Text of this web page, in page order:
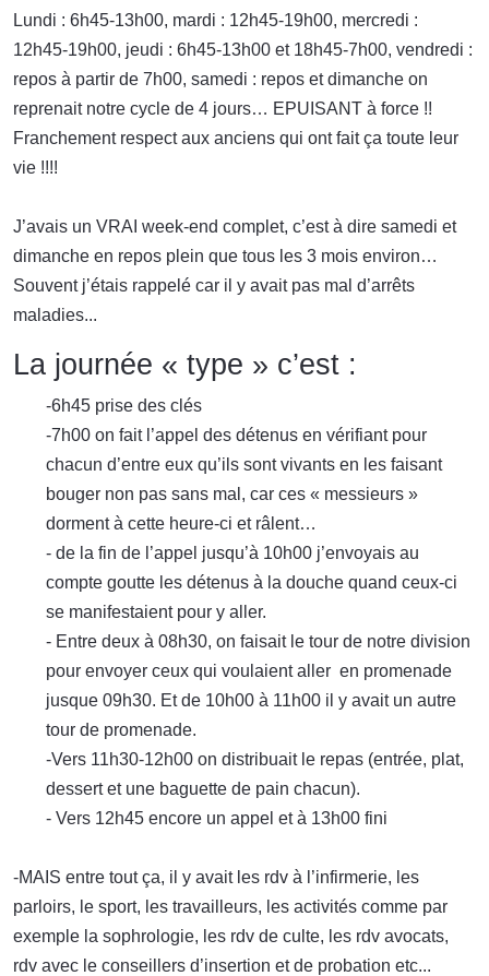
Lundi : 6h45-13h00, mardi : 12h45-19h00, mercredi :
12h45-19h00, jeudi : 6h45-13h00 et 18h45-7h00, vendredi :
repos à partir de 7h00, samedi : repos et dimanche on
reprenait notre cycle de 4 jours… EPUISANT à force !!
Franchement respect aux anciens qui ont fait ça toute leur
vie !!!!
J’avais un VRAI week-end complet, c’est à dire samedi et
dimanche en repos plein que tous les 3 mois environ…
Souvent j’étais rappelé car il y avait pas mal d’arrêts
maladies...
La journée « type » c’est :
-6h45 prise des clés
-7h00 on fait l’appel des détenus en vérifiant pour
chacun d’entre eux qu’ils sont vivants en les faisant
bouger non pas sans mal, car ces « messieurs »
dorment à cette heure-ci et râlent…
- de la fin de l’appel jusqu’à 10h00 j’envoyais au
compte goutte les détenus à la douche quand ceux-ci
se manifestaient pour y aller.
- Entre deux à 08h30, on faisait le tour de notre division
pour envoyer ceux qui voulaient aller en promenade
jusque 09h30. Et de 10h00 à 11h00 il y avait un autre
tour de promenade.
-Vers 11h30-12h00 on distribuait le repas (entrée, plat,
dessert et une baguette de pain chacun).
- Vers 12h45 encore un appel et à 13h00 fini
-MAIS entre tout ça, il y avait les rdv à l’infirmerie, les
parloirs, le sport, les travailleurs, les activités comme par
exemple la sophrologie, les rdv de culte, les rdv avocats,
rdv avec le conseillers d’insertion et de probation etc...